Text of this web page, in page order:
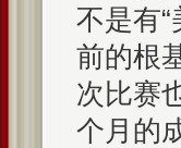
不是有
前的根
次比赛
个月的